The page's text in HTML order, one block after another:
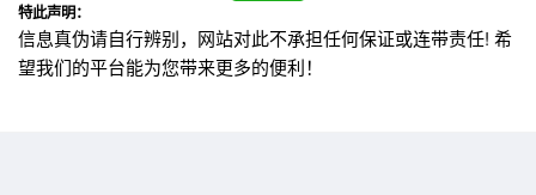
特此声明：
信息真伪请自行辨别，网站对此不承担任何保证或连带责任! 希
望我们的平台能为您带来更多的便利！